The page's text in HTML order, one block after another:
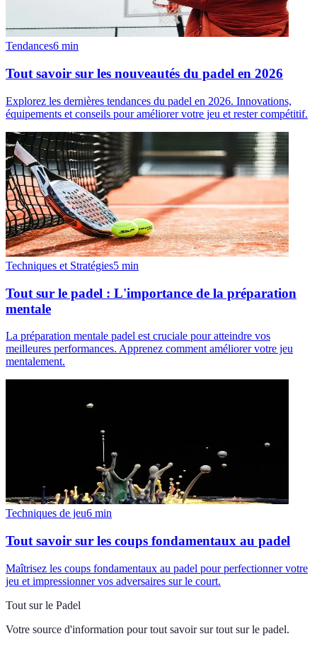
Tendances6 min
Tout savoir sur les nouveautés du padel en 2026
Explorez les dernières tendances du padel en 2026. Innovations,
équipements et conseils pour améliorer votre jeu et rester compétitif.
Techniques et Stratégies5 min
Tout sur le padel : L'importance de la préparation
mentale
La préparation mentale padel est cruciale pour atteindre vos
meilleures performances. Apprenez comment améliorer votre jeu
mentalement.
Techniques de jeu6 min
Tout savoir sur les coups fondamentaux au padel
Maîtrisez les coups fondamentaux au padel pour perfectionner votre
jeu et impressionner vos adversaires sur le court.
Tout sur le Padel
Votre source d'information pour tout savoir sur tout sur le padel.